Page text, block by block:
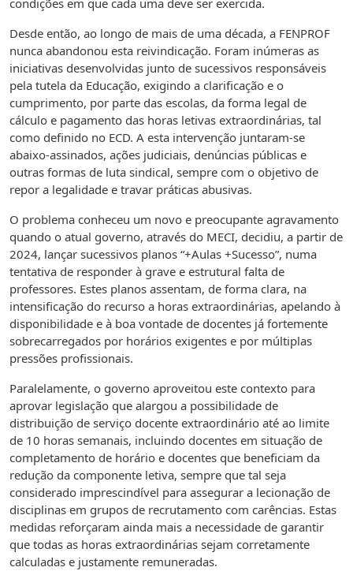
condições em que cada uma deve ser exercida.
Desde então, ao longo de mais de uma década, a FENPROF
nunca abandonou esta reivindicação. Foram inúmeras as
iniciativas desenvolvidas junto de sucessivos responsáveis
pela tutela da Educação, exigindo a clarificação e o
cumprimento, por parte das escolas, da forma legal de
cálculo e pagamento das horas letivas extraordinárias, tal
como definido no ECD. A esta intervenção juntaram-se
abaixo-assinados, ações judiciais, denúncias públicas e
outras formas de luta sindical, sempre com o objetivo de
repor a legalidade e travar práticas abusivas.
O problema conheceu um novo e preocupante agravamento
quando o atual governo, através do MECI, decidiu, a partir de
2024, lançar sucessivos planos “+Aulas +Sucesso”, numa
tentativa de responder à grave e estrutural falta de
professores. Estes planos assentam, de forma clara, na
intensificação do recurso a horas extraordinárias, apelando à
disponibilidade e à boa vontade de docentes já fortemente
sobrecarregados por horários exigentes e por múltiplas
pressões profissionais.
Paralelamente, o governo aproveitou este contexto para
aprovar legislação que alargou a possibilidade de
distribuição de serviço docente extraordinário até ao limite
de 10 horas semanais, incluindo docentes em situação de
completamento de horário e docentes que beneficiam da
redução da componente letiva, sempre que tal seja
considerado imprescindível para assegurar a lecionação de
disciplinas em grupos de recrutamento com carências. Estas
medidas reforçaram ainda mais a necessidade de garantir
que todas as horas extraordinárias sejam corretamente
calculadas e justamente remuneradas.